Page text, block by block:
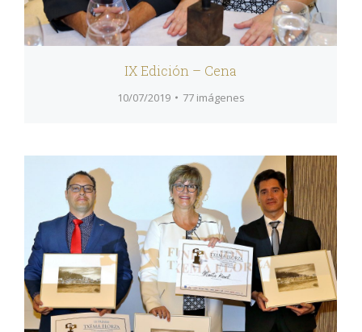
IX Edición – Cena
10/07/2019 77 imágenes